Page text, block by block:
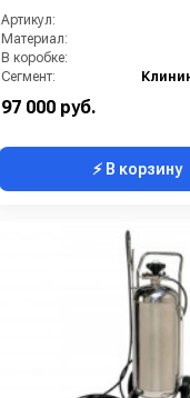
Артикул:
Материал:
В коробке:
Сегмент:
97 000 руб.
⚡ В корзину